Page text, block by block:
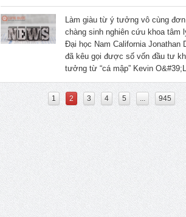
Làm giàu từ ý tưởng vô cùng
chàng sinh nghiên cứu khoa tâm
Đại học Nam California Jonathan
đã kêu gọi được số vốn đầu tư
tưởng từ “cá mập” Kevin
1 2 3 4 5 ... 945